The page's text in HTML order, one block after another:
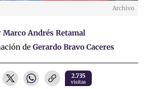
Archivo
Marco Andrés Retamal
de Gerardo Bravo Caceres
2.735
visitas